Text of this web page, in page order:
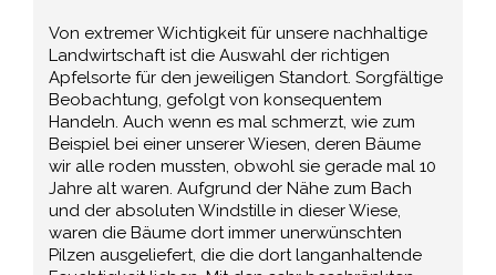
Von extremer Wichtigkeit für unsere nachhaltige
Landwirtschaft ist die Auswahl der richtigen
Apfelsorte für den jeweiligen Standort. Sorgfältige
Beobachtung, gefolgt von konsequentem
Handeln. Auch wenn es mal schmerzt, wie zum
Beispiel bei einer unserer Wiesen, deren Bäume
wir alle roden mussten, obwohl sie gerade mal 10
Jahre alt waren. Aufgrund der Nähe zum Bach
und der absoluten Windstille in dieser Wiese,
waren die Bäume dort immer unerwünschten
Pilzen ausgeliefert, die die dort langanhaltende